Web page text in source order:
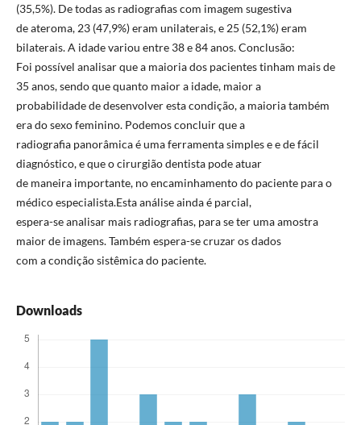
(35,5%). De todas as radiografias com imagem sugestiva
de ateroma, 23 (47,9%) eram unilaterais, e 25 (52,1%) eram
bilaterais. A idade variou entre 38 e 84 anos. Conclusão:
Foi possível analisar que a maioria dos pacientes tinham mais de
35 anos, sendo que quanto maior a idade, maior a
probabilidade de desenvolver esta condição, a maioria também
era do sexo feminino. Podemos concluir que a
radiografia panorâmica é uma ferramenta simples e e de fácil
diagnóstico, e que o cirurgião dentista pode atuar
de maneira importante, no encaminhamento do paciente para o
médico especialista.Esta análise ainda é parcial,
espera-se analisar mais radiografias, para se ter uma amostra
maior de imagens. Também espera-se cruzar os dados
com a condição sistêmica do paciente.
Downloads